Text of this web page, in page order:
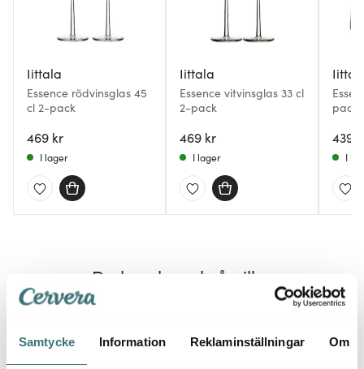
Samtycke Information Reklaminställningar Om
Iittala
Essence rödvinsglas 45
cl 2-pack
469 kr
I lager
Iittala
Essence vitvinsglas 33 cl
2-pack
469 kr
I lager
pack
439
I
Du kanske också gillar
25%